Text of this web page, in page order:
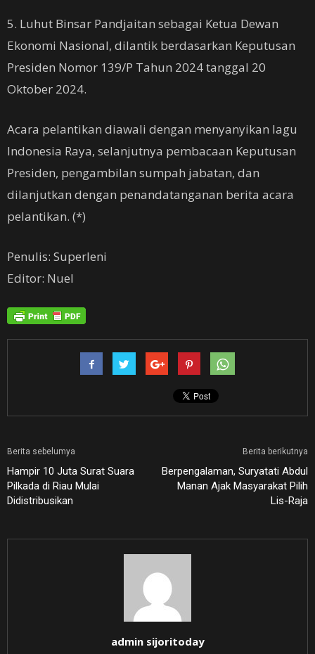
5. Luhut Binsar Pandjaitan sebagai Ketua Dewan
Ekonomi Nasional, dilantik berdasarkan Keputusan
Presiden Nomor 139/P Tahun 2024 tanggal 20
Oktober 2024.
Acara pelantikan diawali dengan menyanyikan lagu
Indonesia Raya, selanjutnya pembacaan Keputusan
Presiden, pengambilan sumpah jabatan, dan
dilanjutkan dengan penandatanganan berita acara
pelantikan. (*)
Penulis: Superleni
Editor: Nuel
Berita sebelumya
Hampir 10 Juta Surat Suara
Pilkada di Riau Mulai
Didistribusikan
Berita berikutnya
Berpengalaman, Suryatati Abdul
Manan Ajak Masyarakat Pilih
Lis-Raja
admin sijoritoday